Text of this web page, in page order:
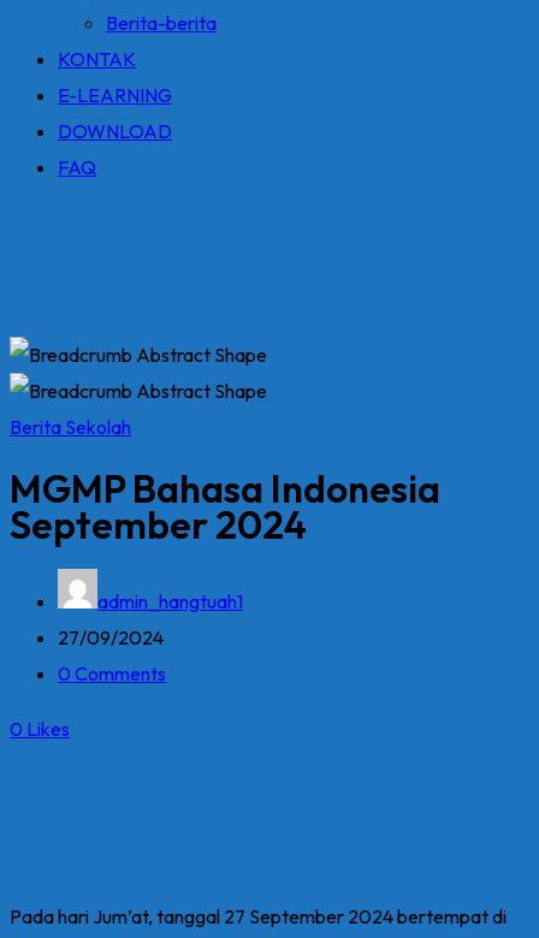
Berita-berita
KONTAK
E-LEARNING
DOWNLOAD
FAQ
Berita Sekolah
MGMP Bahasa Indonesia
September 2024
admin_hangtuah1
27/09/2024
0 Comments
0 Likes
Pada hari Jum’at, tanggal 27 September 2024 bertempat di